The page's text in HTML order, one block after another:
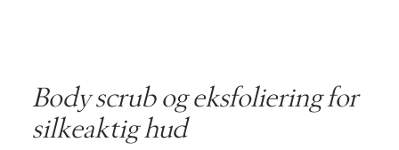
Body scrub og eksfoliering for
silkeaktig hud